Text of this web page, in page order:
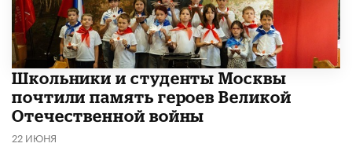
Школьники и студенты Москвы
почтили память героев Великой
Отечественной войны
22 ИЮНЯ